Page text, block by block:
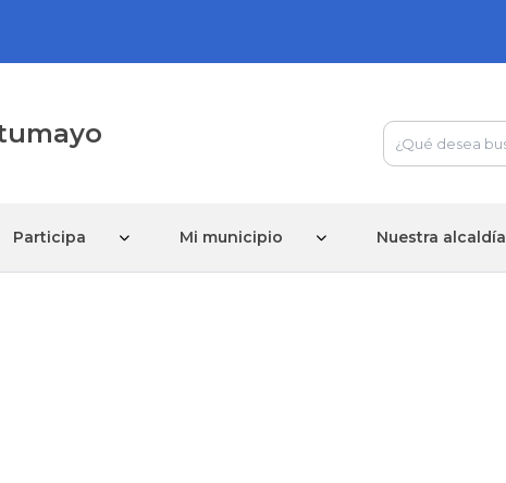
Participa Mi municipio Nuestra alcaldía